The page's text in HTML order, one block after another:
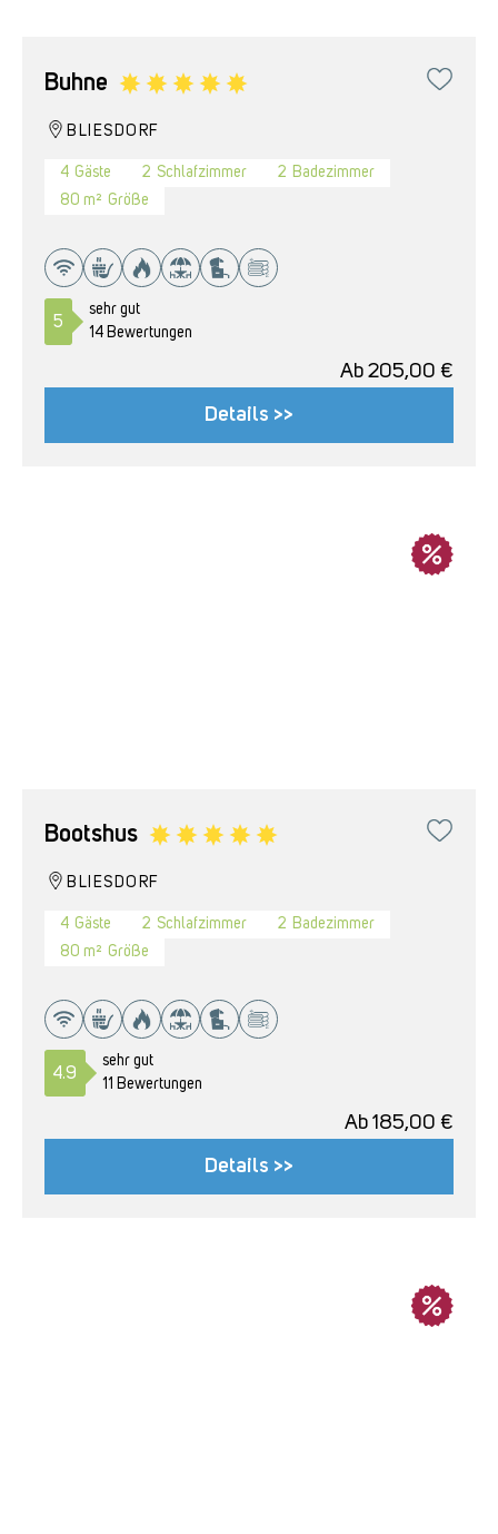
Buhne
BLIESDORF
4 Gäste 2 Schlafzimmer 2 Badezimmer
80 m² Größe
5
sehr gut
14 Bewertungen
Ab 205,00 €
Details >>
Bootshus
BLIESDORF
4 Gäste 2 Schlafzimmer 2 Badezimmer
80 m² Größe
4.9
sehr gut
11 Bewertungen
Ab 185,00 €
Details >>